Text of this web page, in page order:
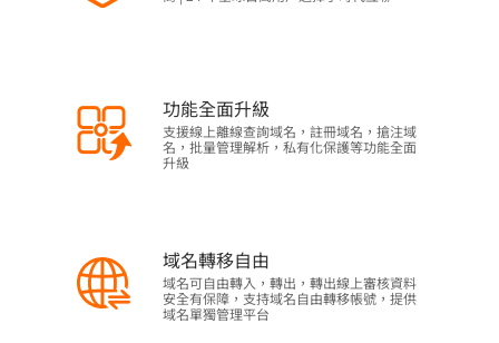
功能全面升級
支援線上離線查詢域名，註冊域名，搶注域
名，批量管理解析，私有化保護等功能全面
升級
域名轉移自由
域名可自由轉入，轉出，轉出線上審核資料
安全有保障，支持域名自由轉移帳號，提供
域名單獨管理平台